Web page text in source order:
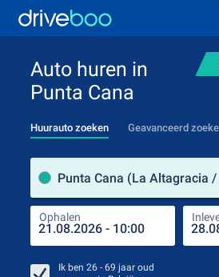
Auto huren in
Punta Cana
Huurauto zoeken Geavanceerd
Ophalen
Ik ben 26 - 69 jaar oud